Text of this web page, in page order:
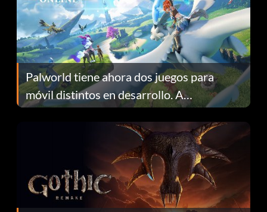
Palworld tiene ahora dos juegos para
móvil distintos en desarrollo. A
continuación te explicamos por qué.